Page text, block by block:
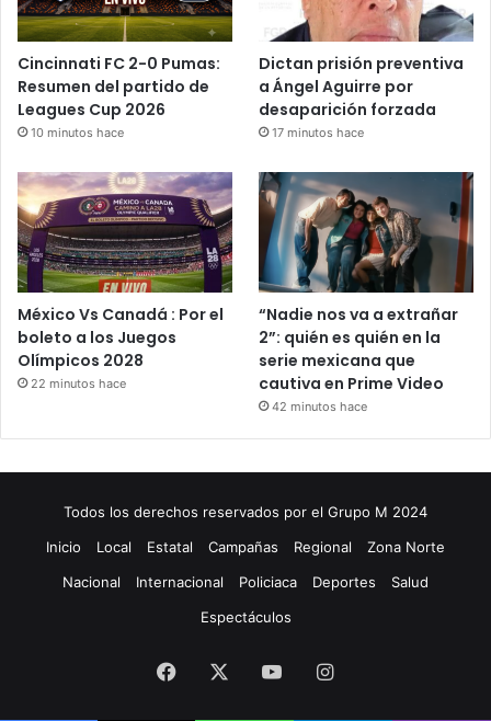
Cincinnati FC 2-0 Pumas:
Resumen del partido de
Leagues Cup 2026
10 minutos hace
Dictan prisión preventiva
a Ángel Aguirre por
desaparición forzada
17 minutos hace
México Vs Canadá : Por el
boleto a los Juegos
Olímpicos 2028
22 minutos hace
“Nadie nos va a extrañar
2”: quién es quién en la
serie mexicana que
cautiva en Prime Video
42 minutos hace
Todos los derechos reservados por el Grupo M 2024
Inicio
Local Estatal Campañas Regional
Zona Norte
Nacional
Internacional Policiaca Deportes
Salud
Espectáculos
Facebook YouTubeInstagram